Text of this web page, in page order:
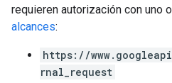
requieren autorización con uno
alcances:
https://
rnal_request